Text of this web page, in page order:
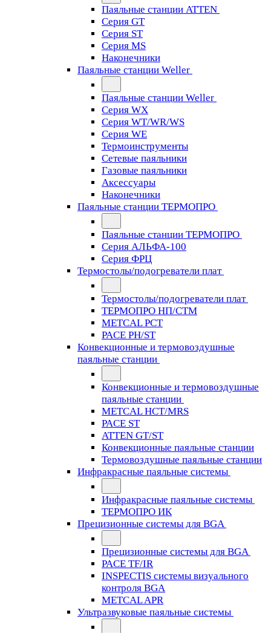
Паяльные станции ATTEN
Серия GT
Серия ST
Серия MS
Наконечники
Паяльные станции Weller
Паяльные станции Weller
Серия WX
Серия WT/WR/WS
Серия WE
Термоинструменты
Сетевые паяльники
Газовые паяльники
Аксессуары
Наконечники
Паяльные станции ТЕРМОПРО
Паяльные станции ТЕРМОПРО
Серия АЛЬФА-100
Серия ФРЦ
Термостолы/подогреватели плат
Термостолы/подогреватели плат
ТЕРМОПРО НП/СТМ
METCAL PCT
PACE PH/ST
Конвекционные и термовоздушные
паяльные станции
Конвекционные и термовоздушные
паяльные станции
METCAL HCT/MRS
PACE ST
ATTEN GT/ST
Конвекционные паяльные станции
Термовоздушные паяльные станции
Инфракрасные паяльные системы
Инфракрасные паяльные системы
ТЕРМОПРО ИК
Прецизионные системы для BGA
Прецизионные системы для BGA
PACE TF/IR
INSPECTIS системы визуального
контроля BGA
METCAL APR
Ультразвуковые паяльные системы